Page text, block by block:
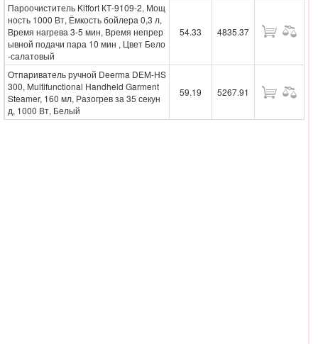
Пароочиститель Kitfort КТ-9109-2, Мощ
ность 1000 Вт, Ёмкость бойлера 0,3 л,
Время нагрева 3-5 мин, Время непрер
ывной подачи пара 10 мин , Цвет Бело
-салатовый
54.33 4835.37
Отпариватель ручной Deerma DEM-HS
300, Multifunctional Handheld Garment
Steamer, 160 мл, Разогрев за 35 секун
д, 1000 Вт, Белый
59.19 5267.91